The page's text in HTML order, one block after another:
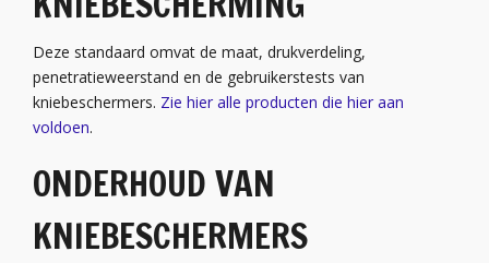
Deze standaard omvat de maat, drukverdeling,
penetratieweerstand en de gebruikerstests van
kniebeschermers. Zie hier alle producten die hier aan
voldoen.
ONDERHOUD VAN
KNIEBESCHERMERS